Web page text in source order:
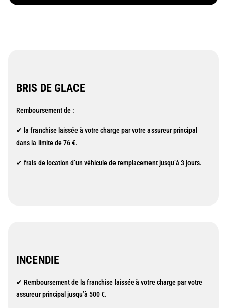
BRIS DE GLACE
Remboursement de :
✔ la franchise laissée à votre charge par votre assureur principal
dans la limite de 76 €.
✔ frais de location d’un véhicule de remplacement jusqu’à 3 jours.
INCENDIE
✔ Remboursement de la franchise laissée à votre charge par votre
assureur principal jusqu’à 500 €.